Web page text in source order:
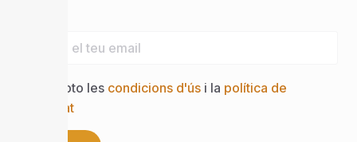
Accepto les condicions d'ús i la política de
privacitat